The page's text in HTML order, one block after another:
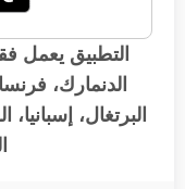
التطبيق يعمل
الدنمارك، فرنسا،
البرتغال،